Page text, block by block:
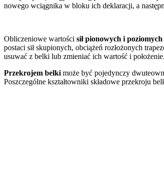
nowego wciągnika w bloku ich deklaracji, a
Obliczeniowe wartości sił pionowych i poziomych
postaci sił skupionych, obciążeń rozłożonych
usuwać z belki lub zmieniać ich wartość i
Przekrojem belki może być pojedynczy
Poszczególne kształtowniki składowe przekroju